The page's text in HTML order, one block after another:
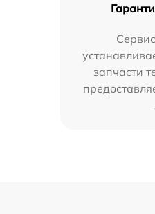
запчасти